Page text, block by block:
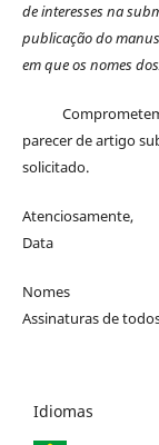
de interesses na
publicação do
em que os nomes
parecer de artigo
solicitado.
Atenciosamente,
Data
Nomes
Assinaturas de
Idiomas